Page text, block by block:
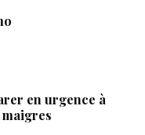
en urgence à
maigres